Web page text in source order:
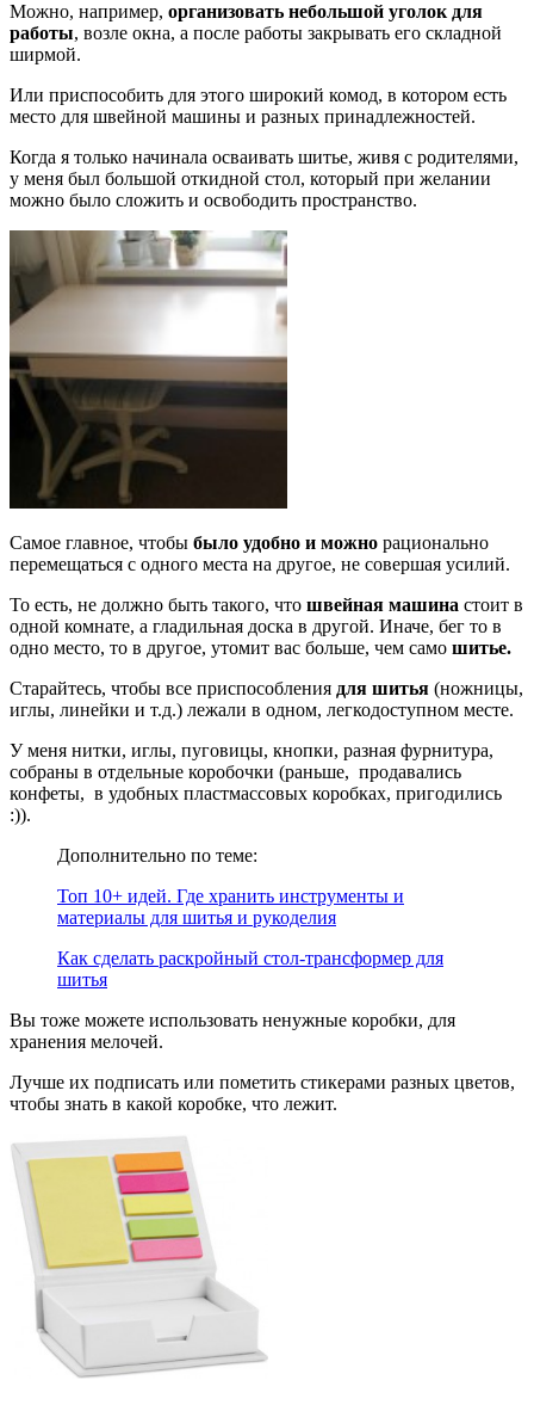
Можно, например, организовать небольшой уголок для
работы, возле окна, а после работы закрывать его складной
ширмой.
Или приспособить для этого широкий комод, в котором есть
место для швейной машины и разных принадлежностей.
Когда я только начинала осваивать шитье, живя с родителями,
у меня был большой откидной стол, который при желании
можно было сложить и освободить пространство.
Самое главное, чтобы было удобно и можно рационально
перемещаться с одного места на другое, не совершая усилий.
То есть, не должно быть такого, что швейная машина стоит в
одной комнате, а гладильная доска в другой. Иначе, бег то в
одно место, то в другое, утомит вас больше, чем само шитье.
Старайтесь, чтобы все приспособления для шитья (ножницы,
иглы, линейки и т.д.) лежали в одном, легкодоступном месте.
У меня нитки, иглы, пуговицы, кнопки, разная фурнитура,
собраны в отдельные коробочки (раньше, продавались
конфеты, в удобных пластмассовых коробках, пригодились
:)).
Дополнительно по теме:
Топ 10+ идей. Где хранить инструменты и
материалы для шитья и рукоделия
Как сделать раскройный стол-трансформер для
шитья
Вы тоже можете использовать ненужные коробки, для
хранения мелочей.
Лучше их подписать или пометить стикерами разных цветов,
чтобы знать в какой коробке, что лежит.